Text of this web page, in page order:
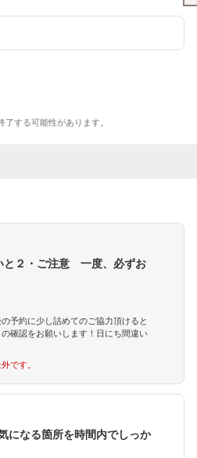
する可能性があります。
と２・ご注意 一度、必ずお
予約に少し詰めてのご協力頂けると
確認をお願いします！日にち間違い
です。
なる箇所を時間内でしっか